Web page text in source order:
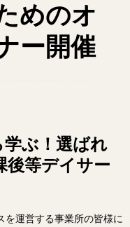
めのオ
ー開催
ぶ！選ばれ
後等デイサー
を運営する事業所の皆様に